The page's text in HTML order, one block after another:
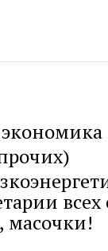
всех
масочки!